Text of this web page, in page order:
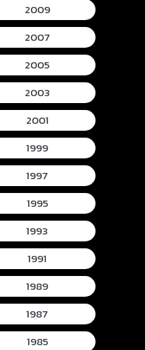
2009
2007
2005
2003
2001
1999
1997
1995
1993
1991
1989
1987
1985